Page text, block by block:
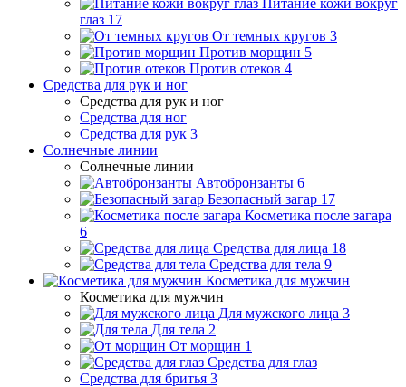
Питание кожи вокруг
глаз 17
От темных кругов 3
Против морщин 5
Против отеков 4
Средства для рук и ног
Средства для рук и ног
Средства для ног
Средства для рук 3
Солнечные линии
Солнечные линии
Автобронзанты 6
Безопасный загар 17
Косметика после загара
6
Средства для лица 18
Средства для тела 9
Косметика для мужчин
Косметика для мужчин
Для мужского лица 3
Для тела 2
От морщин 1
Средства для глаз
Средства для бритья 3